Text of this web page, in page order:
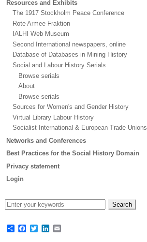
Resources and Exhibits
The 1917 Stockholm Peace Conference
Rote Armee Fraktion
IALHI Web Museum
Second International newspapers, online
Database of Databases in Mining History
Social and Labour History Serials
Browse serials
About
Browse serials
Sources for Women's and Gender History
Virtual Library Labour History
Socialist International & European Trade Unions
Networks and Conferences
Best Practices for the Social History Domain
Privacy statement
Login
ShareFacebook
TwitterLinkedIn